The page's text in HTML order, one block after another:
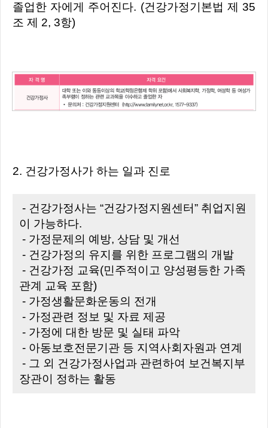
졸업한 자에게 주어진다. (건강가정기본법 제 35
조 제 2, 3항)
2. 건강가정사가 하는 일과 진로
- 건강가정사는 “건강가정지원센터” 취업지원
이 가능하다.
- 가정문제의 예방, 상담 및 개선
- 건강가정의 유지를 위한 프로그램의 개발
- 건강가정 교육(민주적이고 양성평등한 가족
관계 교육 포함)
- 가정생활문화운동의 전개
- 가정관련 정보 및 자료 제공
- 가정에 대한 방문 및 실태 파악
- 아동보호전문기관 등 지역사회자원과 연계
- 그 외 건강가정사업과 관련하여 보건복지부
장관이 정하는 활동